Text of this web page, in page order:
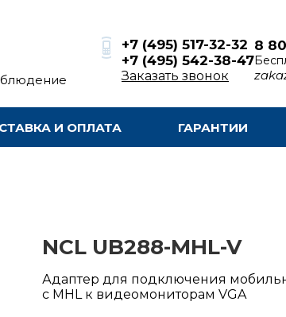
+7 (495) 517-32-32
+7 (495) 542-38-47
Заказать звонок
8
И ОПЛАТА ГАРАНТИИ
NCL UB288-MHL-V
Адаптер для подключения
с MHL к видеомониторам VGA